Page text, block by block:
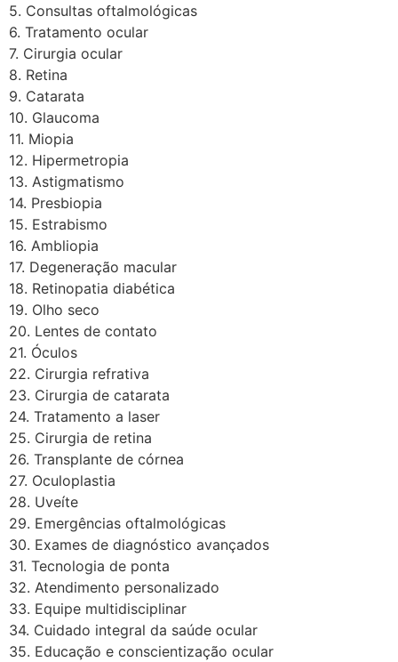
5. Consultas oftalmológicas
6. Tratamento ocular
7. Cirurgia ocular
8. Retina
9. Catarata
10. Glaucoma
11. Miopia
12. Hipermetropia
13. Astigmatismo
14. Presbiopia
15. Estrabismo
16. Ambliopia
17. Degeneração macular
18. Retinopatia diabética
19. Olho seco
20. Lentes de contato
21. Óculos
22. Cirurgia refrativa
23. Cirurgia de catarata
24. Tratamento a laser
25. Cirurgia de retina
26. Transplante de córnea
27. Oculoplastia
28. Uveíte
29. Emergências oftalmológicas
30. Exames de diagnóstico avançados
31. Tecnologia de ponta
32. Atendimento personalizado
33. Equipe multidisciplinar
34. Cuidado integral da saúde ocular
35. Educação e conscientização ocular